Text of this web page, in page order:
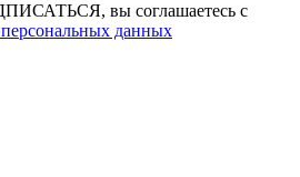
вы соглашаетесь с
данных